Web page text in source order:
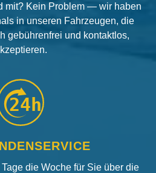
mit? Kein Problem — wir haben
in unseren Fahrzeugen, die
gebührenfrei und kontaktlos,
24h
die Woche für Sie über die